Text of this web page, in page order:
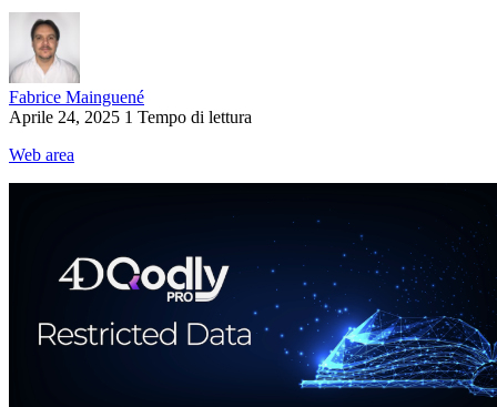
Fabrice Mainguené
Aprile 24, 2025 1 Tempo di lettura
Web area